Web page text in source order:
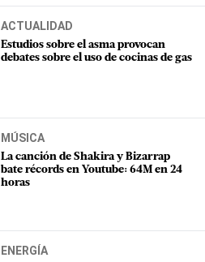
ACTUALIDAD
Estudios sobre el asma provocan
debates sobre el uso de cocinas de gas
MÚSICA
La canción de Shakira y Bizarrap
bate récords en Youtube: 64M en 24
horas
ENERGÍA